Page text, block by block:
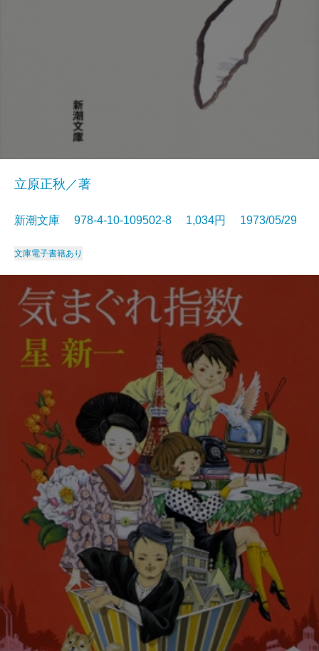
立原正秋／著
新潮文庫 978-4-10-109502-8 1,034円 1973/05/29
文庫電子書籍あり